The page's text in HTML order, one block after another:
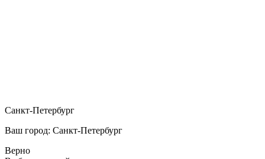
Санкт-Петербург
Ваш город: Санкт-Петербург
Верно